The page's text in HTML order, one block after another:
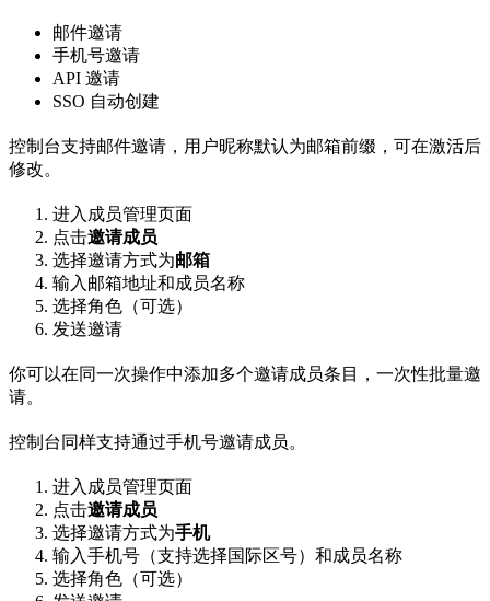
邮件邀请
手机号邀请
API 邀请
SSO 自动创建
控制台支持邮件邀请，用户昵称默认为邮箱前缀，可在激活后
修改。
进入成员管理页面
点击邀请成员
选择邀请方式为邮箱
输入邮箱地址和成员名称
选择角色（可选）
发送邀请
你可以在同一次操作中添加多个邀请成员条目，一次性批量邀
请。
控制台同样支持通过手机号邀请成员。
进入成员管理页面
点击邀请成员
选择邀请方式为手机
输入手机号（支持选择国际区号）和成员名称
选择角色（可选）